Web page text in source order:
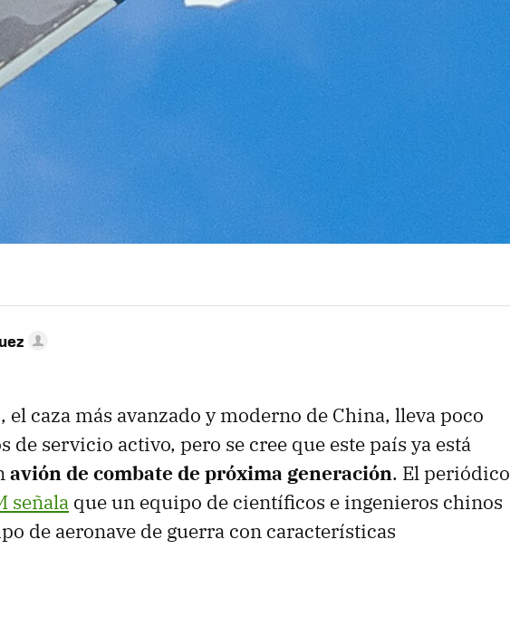
el caza más avanzado y moderno de China, lleva poco
de servicio activo, pero se cree que este país ya está
avión de combate de próxima generación. El periódico
señala que un equipo de científicos e ingenieros chinos
de aeronave de guerra con características